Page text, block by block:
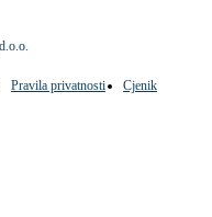
Pravila privatnosti
Cjenik